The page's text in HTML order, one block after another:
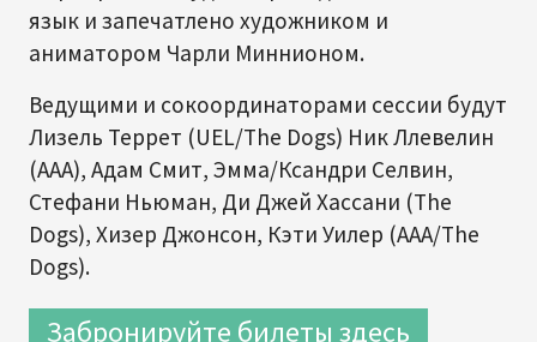
язык и запечатлено художником и
аниматором Чарли Миннионом.
Ведущими и сокоординаторами сессии будут
Лизель Террет (UEL/The Dogs) Ник Ллевелин
(AAA), Адам Смит, Эмма/Ксандри Селвин,
Стефани Ньюман, Ди Джей Хассани (The
Dogs), Хизер Джонсон, Кэти Уилер (AAA/The
Dogs).
Забронируйте билеты здесь